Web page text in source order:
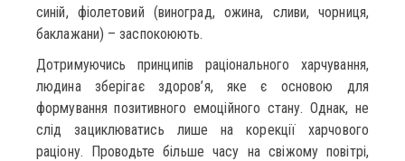
синій, фіолетовий (виноград, ожина, сливи, чорниця,
баклажани) – заспокоюють.
Дотримуючись принципів раціонального харчування,
людина зберігає здоров’я, яке є основою для
формування позитивного емоційного стану. Однак, не
слід зациклюватись лише на корекції харчового
раціону. Проводьте більше часу на свіжому повітрі,